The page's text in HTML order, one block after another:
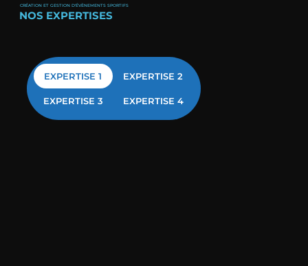
CRÉATION ET GESTION D'ÉVÈNEMENTS SPORTIFS
NOS EXPERTISES
EXPERTISE 1 EXPERTISE 2
EXPERTISE 3 EXPERTISE 4